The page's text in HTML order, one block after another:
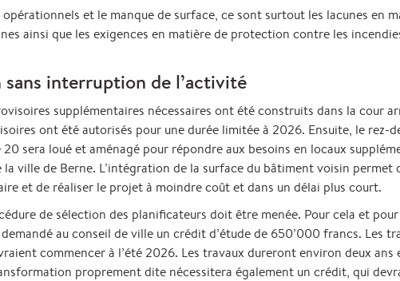
et le manque de surface, ce sont surtout les lacunes en
ainsi que les exigences en matière de protection contre les
interruption de l’activité
supplémentaires nécessaires ont été construits dans la cour
ont été autorisés pour une durée limitée à 2026. Ensuite, le rez-
sera loué et aménagé pour répondre aux besoins en locaux
la ville de Berne. L’intégration de la surface du bâtiment voisin permet
et de réaliser le projet à moindre coût et dans un délai plus court.
de sélection des planificateurs doit être menée. Pour cela et
au conseil de ville un crédit d’étude de 650’000 francs. Les
commencer à l’été 2026. Les travaux dureront environ deux ans
proprement dite nécessitera également un crédit, qui